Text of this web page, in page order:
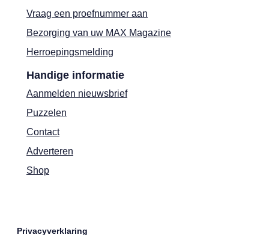
Vraag een proefnummer aan
Bezorging van uw MAX Magazine
Herroepingsmelding
Handige informatie
Aanmelden nieuwsbrief
Puzzelen
Contact
Adverteren
Shop
Privacyverklaring